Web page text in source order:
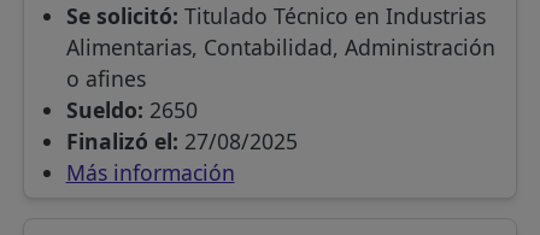
Se solicitó: Titulado Técnico en Industrias
Alimentarias, Contabilidad, Administración
o afines
Sueldo: 2650
Finalizó el: 27/08/2025
Más información